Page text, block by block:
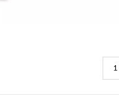
1